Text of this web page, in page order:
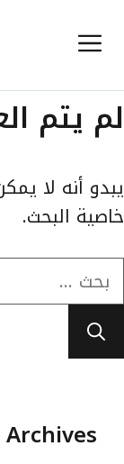
إلى القائمة
لم يتم
يبدو أنه لا
خاصية البحث.
البحث
عن:
Archives